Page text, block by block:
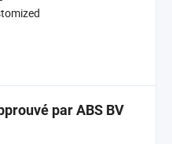
par ABS BV